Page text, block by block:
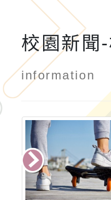
校園新聞
information